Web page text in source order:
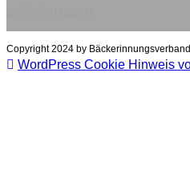
Copyright 2024 by
WordPress Cookie Hinweis